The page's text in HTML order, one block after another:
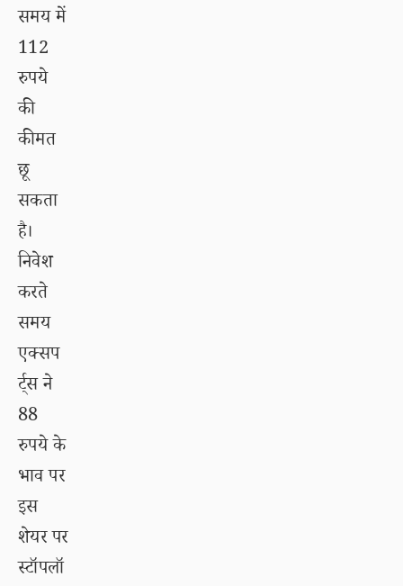
समय में
112
रुपये
की
कीमत
छू
सकता
है।
निवेश
करते
समय
एक्सप
र्ट्स ने
88
रुपये के
भाव पर
इस
शेयर पर
स्टॉपलॉ